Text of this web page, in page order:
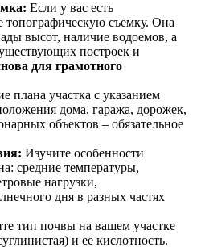
Если у вас есть
топографическую съемку. Она
высот, наличие водоемов, а
построек и
для грамотного
плана участка с указанием
дома, гаража, дорожек,
объектов – обязательное
Изучите особенности
средние температуры,
нагрузки,
дня в разных частях
тип почвы на вашем участке
и ее кислотность.